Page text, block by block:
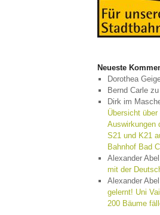
Neueste
Dorothea
Bernd Carlezu
Dirk im
Übersicht über
Auswirkungen
S21 und K21
Bahnhof Bad
Alexander Abel
mit der
Alexander Abel
gelernt! Uni
200 Bäume